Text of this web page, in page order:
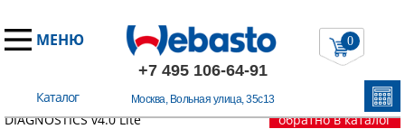
МЕНЮ
+7 495 106-64-91
Москва, Вольная улица, 35с13
Каталог
0
Главная /Диагностическое оборудование/
DIAGNOSTICS v4.0 Lite
обратно в каталог